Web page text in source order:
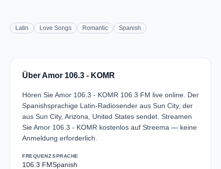
Latin Love Songs Romantic Spanish
Über Amor 106.3 - KOMR
Hören Sie Amor 106.3 - KOMR 106.3 FM live online. Der
Spanishsprachige Latin-Radiosender aus Sun City, der
aus Sun City, Arizona, United States sendet. Streamen
Sie Amor 106.3 - KOMR kostenlos auf Streema — keine
Anmeldung erforderlich.
FREQUENZ
106.3 FM
SPRACHE
Spanish